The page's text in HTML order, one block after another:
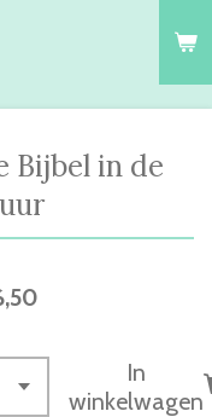
Bijbel in de
In
winkelwagen